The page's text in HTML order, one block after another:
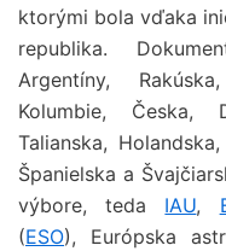
ktorými bola vďaka
republika.
Argentíny,
Kolumbie, Česka,
Talianska,
Španielska a
výbore, teda IAU,
(ESO), Európska